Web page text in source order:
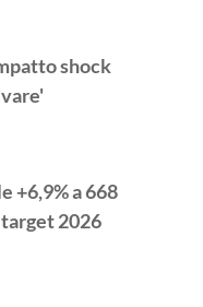
shock
+6,9% a 668
2026